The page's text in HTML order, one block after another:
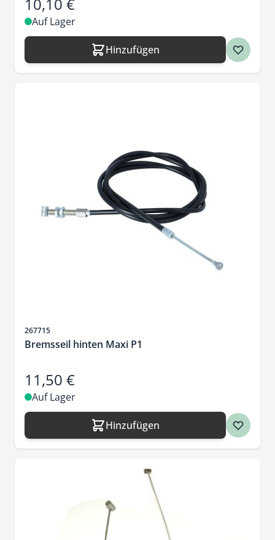
Auf Lager
Hinzufügen
Artikelnr.
267715
Bremsseil hinten Maxi P1
11,50 €
Auf Lager
Hinzufügen